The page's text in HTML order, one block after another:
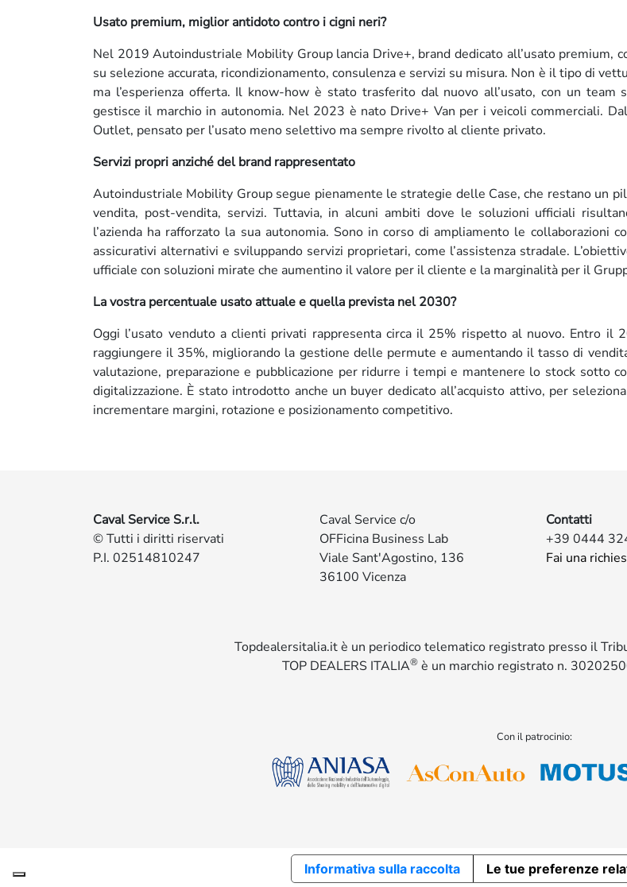
Usato premium, miglior antidoto contro i cigni neri?
Nel 2019 Autoindustriale Mobility Group lancia Drive+, brand dedicato all’usato premium,
su selezione accurata, ricondizionamento, consulenza e servizi su misura. Non è il tipo di
ma l’esperienza offerta. Il know-how è stato trasferito dal nuovo all’usato, con un team
gestisce il marchio in autonomia. Nel 2023 è nato Drive+ Van per i veicoli commerciali.
Outlet, pensato per l’usato meno selettivo ma sempre rivolto al cliente privato.
Servizi propri anziché del brand rappresentato
Autoindustriale Mobility Group segue pienamente le strategie delle Case, che restano un
vendita, post-vendita, servizi. Tuttavia, in alcuni ambiti dove le soluzioni ufficiali
l’azienda ha rafforzato la sua autonomia. Sono in corso di ampliamento le collaborazioni
assicurativi alternativi e sviluppando servizi proprietari, come l’assistenza stradale.
ufficiale con soluzioni mirate che aumentino il valore per il cliente e la marginalità per il
La vostra percentuale usato attuale e quella prevista nel 2030?
Oggi l’usato venduto a clienti privati rappresenta circa il 25% rispetto al nuovo. Entro il
raggiungere il 35%, migliorando la gestione delle permute e aumentando il tasso di
valutazione, preparazione e pubblicazione per ridurre i tempi e mantenere lo stock sotto
digitalizzazione. È stato introdotto anche un buyer dedicato all’acquisto attivo, per
incrementare margini, rotazione e posizionamento competitivo.
Caval Service S.r.l.
© Tutti i diritti riservati
P.I. 02514810247
Caval Service c/o
OFFicina Business Lab
Viale Sant'Agostino, 136
36100 Vicenza
Contatti
+39 0444
Fai una
Topdealersitalia.it è un periodico telematico registrato presso il
TOP DEALERS ITALIA® è un marchio registrato n.
Con il patrocinio:
Informativa sulla raccolta Le tue preferenze